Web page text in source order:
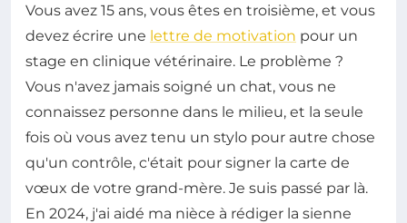
Vous avez 15 ans, vous êtes en troisième, et vous
devez écrire une lettre de motivation pour un
stage en clinique vétérinaire. Le problème ?
Vous n'avez jamais soigné un chat, vous ne
connaissez personne dans le milieu, et la seule
fois où vous avez tenu un stylo pour autre chose
qu'un contrôle, c'était pour signer la carte de
vœux de votre grand-mère. Je suis passé par là.
En 2024, j'ai aidé ma nièce à rédiger la sienne